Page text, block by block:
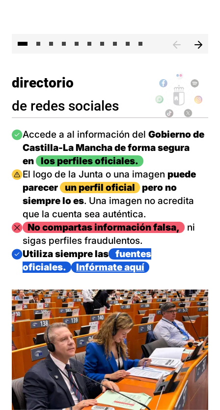
directorio
de redes sociales
Imagen
Accede a al información del Gobierno de
Castilla-La Mancha de forma segura
en
los perfiles oficiales.
Imagen
El logo de la Junta o una imagen puede
parecer
un perfil oficial
pero no
siempre lo es. Una imagen no acredita
que la cuenta sea auténtica.
ImagenNo compartas información falsa,
ni
sigas perfiles fraudulentos.
Imagen
Utiliza siempre las
fuentes
oficiales.
Infórmate aquí